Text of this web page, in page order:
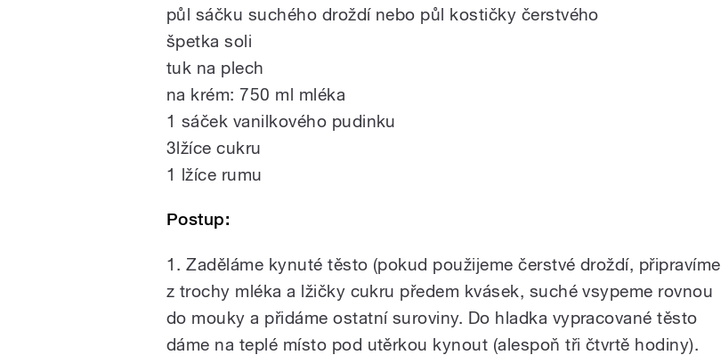
půl sáčku suchého droždí nebo půl kostičky čerstvého
špetka soli
tuk na plech
na krém: 750 ml mléka
1 sáček vanilkového pudinku
3lžíce cukru
1 lžíce rumu
Postup:
1. Zaděláme kynuté těsto (pokud použijeme čerstvé droždí, připravíme
z trochy mléka a lžičky cukru předem kvásek, suché vsypeme rovnou
do mouky a přidáme ostatní suroviny. Do hladka vypracované těsto
dáme na teplé místo pod utěrkou kynout (alespoň tři čtvrtě hodiny).